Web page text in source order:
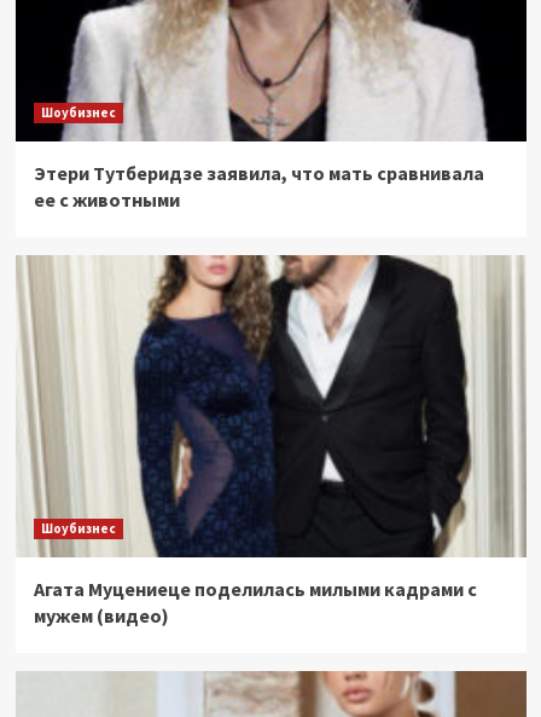
Шоубизнес
Этери Тутберидзе заявила, что мать сравнивала
ее с животными
Шоубизнес
Агата Муцениеце поделилась милыми кадрами с
мужем (видео)